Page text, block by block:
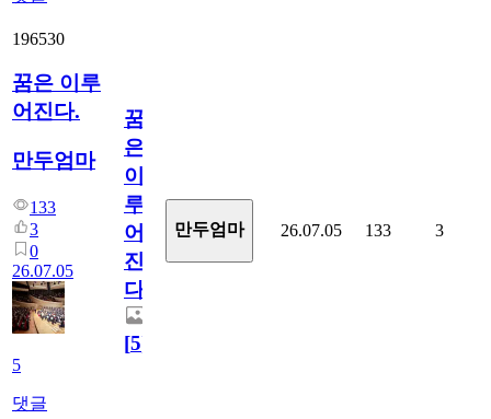
196530
꿈은 이루
어진다.
만두엄마
133
3
0
26.07.05
5
댓글
꿈
은
이
루
어
진
다.
[5]
만두엄마 26.07.05 133 3